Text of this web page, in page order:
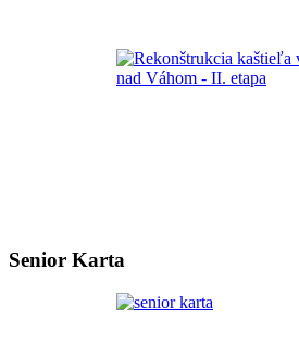
Senior Karta